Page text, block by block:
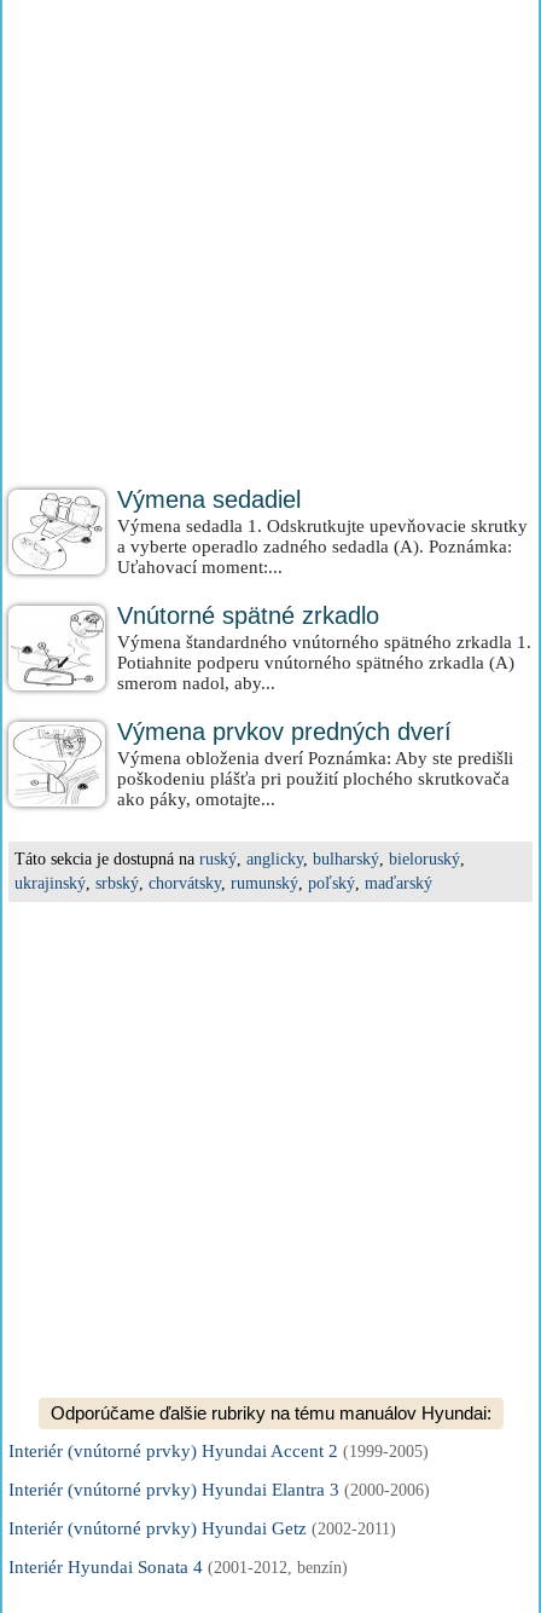
Výmena sedadiel
Výmena sedadla 1. Odskrutkujte upevňovacie skrutky
a vyberte operadlo zadného sedadla (A). Poznámka:
Uťahovací moment:...
Vnútorné spätné zrkadlo
Výmena štandardného vnútorného spätného zrkadla 1.
Potiahnite podperu vnútorného spätného zrkadla (A)
smerom nadol, aby...
Výmena prvkov predných dverí
Výmena obloženia dverí Poznámka: Aby ste predišli
poškodeniu plášťa pri použití plochého skrutkovača
ako páky, omotajte...
Táto sekcia je dostupná na ruský, anglicky, bulharský, bieloruský,
ukrajinský, srbský, chorvátsky, rumunský, poľský, maďarský
Odporúčame ďalšie rubriky na tému manuálov Hyundai:
Interiér (vnútorné prvky) Hyundai Accent 2 (1999-2005)
Interiér (vnútorné prvky) Hyundai Elantra 3 (2000-2006)
Interiér (vnútorné prvky) Hyundai Getz (2002-2011)
Interiér Hyundai Sonata 4 (2001-2012, benzín)